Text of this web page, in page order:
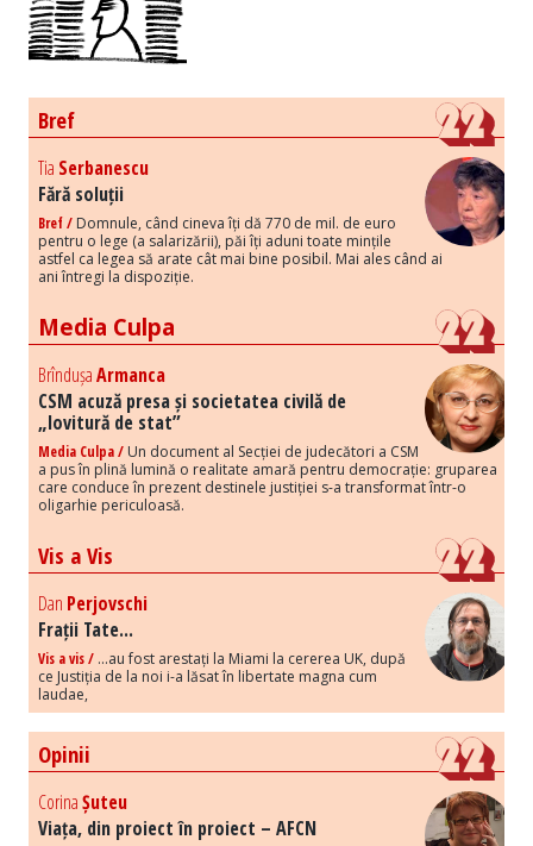
Bref
Tia Serbanescu
Fără soluții
Bref / Domnule, când cineva îți dă 770 de mil. de euro
pentru o lege (a salarizării), păi îți aduni toate mințile
astfel ca legea să arate cât mai bine posibil. Mai ales când ai
ani întregi la dispoziție.
Media Culpa
BrîndușaArmanca
CSM acuză presa și societatea civilă de
„lovitură de stat”
Media Culpa / Un document al Secției de judecători a CSM
a pus în plină lumină o realitate amară pentru democrație: gruparea
care conduce în prezent destinele justiției s-a transformat într-o
oligarhie periculoasă.
Vis a Vis
Dan Perjovschi
Frații Tate...
Vis a vis / ...au fost arestați la Miami la cererea UK, după
ce Justiția de la noi i-a lăsat în libertate magna cum
laudae,
Opinii
CorinaȘuteu
Viața, din proiect în proiect – AFCN